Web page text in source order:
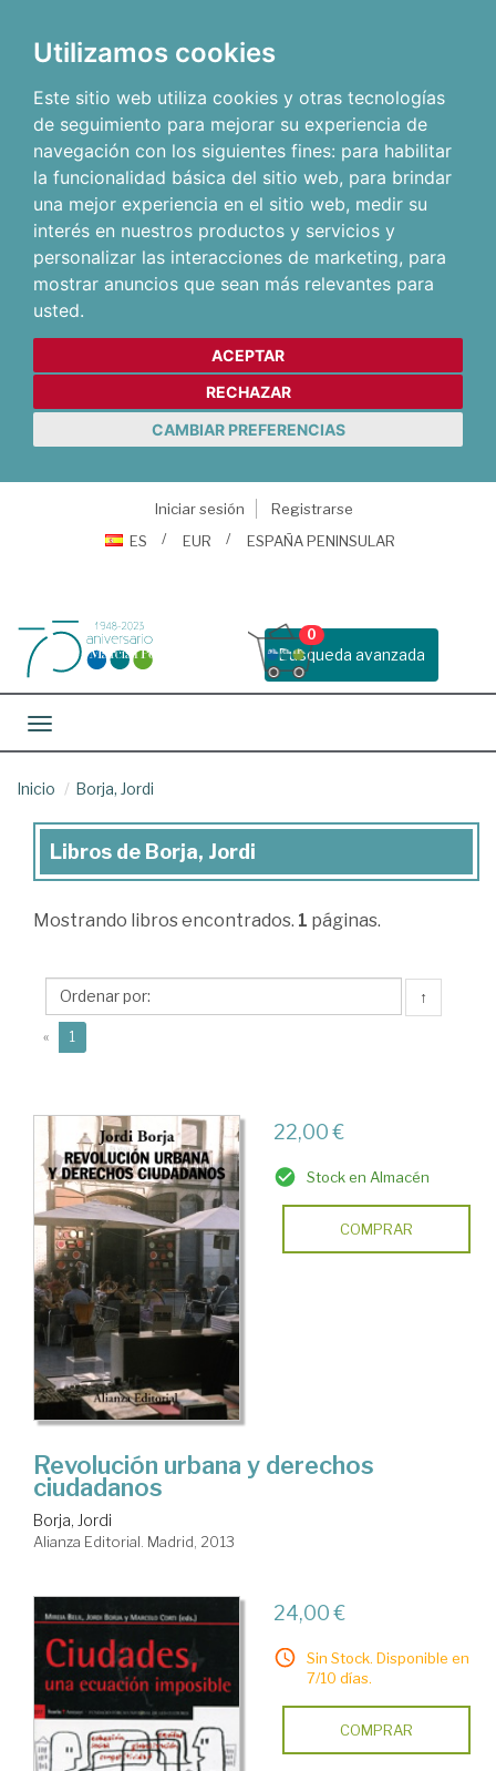
Utilizamos cookies
Este sitio web utiliza cookies y otras tecnologías
de seguimiento para mejorar su experiencia de
navegación con los siguientes fines: para habilitar
la funcionalidad básica del sitio web, para brindar
una mejor experiencia en el sitio web, medir su
interés en nuestros productos y servicios y
personalizar las interacciones de marketing, para
mostrar anuncios que sean más relevantes para
usted.
ACEPTAR
RECHAZAR
CAMBIAR PREFERENCIAS
Iniciar sesión
Registrarse
ES
EUR ESPAÑA PENINSULAR
Busqueda avanzada
0
Toggle navigation
Inicio Borja, Jordi
Libros
Borja,
Libros de Borja, Jordi
Mostrando libros encontrados. 1 páginas.
↑
« 1
22,00 €
Stock en Almacén
COMPRAR
Revolución urbana y derechos
ciudadanos
Borja, Jordi
Alianza Editorial. Madrid, 2013
24,00 €
Sin Stock. Disponible en
7/10 días.
COMPRAR